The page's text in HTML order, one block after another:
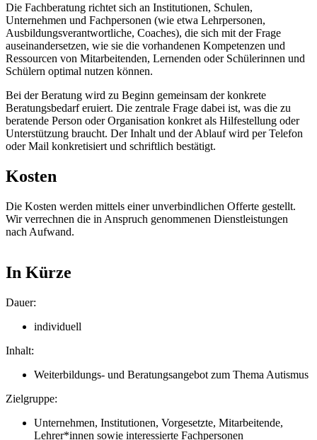
Die Fachberatung richtet sich an Institutionen, Schulen,
Unternehmen und Fachpersonen (wie etwa Lehrpersonen,
Ausbildungsverantwortliche, Coaches), die sich mit der Frage
auseinandersetzen, wie sie die vorhandenen Kompetenzen und
Ressourcen von Mitarbeitenden, Lernenden oder Schülerinnen und
Schülern optimal nutzen können.
Bei der Beratung wird zu Beginn gemeinsam der konkrete
Beratungsbedarf eruiert. Die zentrale Frage dabei ist, was die zu
beratende Person oder Organisation konkret als Hilfestellung oder
Unterstützung braucht. Der Inhalt und der Ablauf wird per Telefon
oder Mail konkretisiert und schriftlich bestätigt.
Kosten
Die Kosten werden mittels einer unverbindlichen Offerte gestellt.
Wir verrechnen die in Anspruch genommenen Dienstleistungen
nach Aufwand.
In Kürze
Dauer:
individuell
Inhalt:
Weiterbildungs- und Beratungsangebot zum Thema Autismus
Zielgruppe:
Unternehmen, Institutionen, Vorgesetzte, Mitarbeitende,
Lehrer*innen sowie interessierte Fachpersonen